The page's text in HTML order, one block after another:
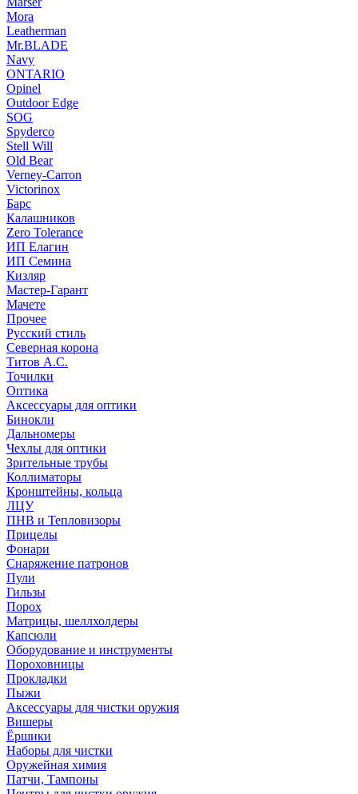
Mora
Leatherman
Mr.BLADE
Navy
ONTARIO
Opinel
Outdoor Edge
SOG
Spyderco
Stell Will
Old Bear
Verney-Carron
Victorinox
Барс
Калашников
Zero Tolerance
ИП Елагин
ИП Семина
Кизляр
Мастер-Гарант
Мачете
Прочее
Русский стиль
Северная корона
Титов А.С.
Точилки
Оптика
Аксессуары для оптики
Бинокли
Дальномеры
Чехлы для оптики
Зрительные трубы
Коллиматоры
Кронштейны, кольца
ЛЦУ
ПНВ и Тепловизоры
Прицелы
Фонари
Снаряжение патронов
Пули
Гильзы
Порох
Матрицы, шеллхолдеры
Капсюли
Оборудование и инструменты
Пороховницы
Прокладки
Пыжи
Аксессуары для чистки оружия
Вишеры
Ёршики
Наборы для чистки
Оружейная химия
Патчи, Тампоны